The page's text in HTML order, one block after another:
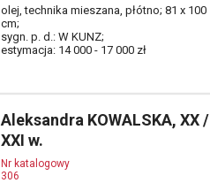
olej, technika mieszana, płótno; 81 x 100
cm;
sygn. p. d.: W KUNZ;
estymacja: 14 000 - 17 000 zł
Aleksandra KOWALSKA, XX /
XXI w.
Nr katalogowy
306